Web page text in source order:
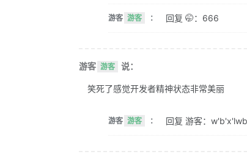
游客 游客 ： 回复 🤭：666
游客 游客 说：
笑死了感觉开发者精神状态非常美丽
游客 游客 ： 回复 游客：